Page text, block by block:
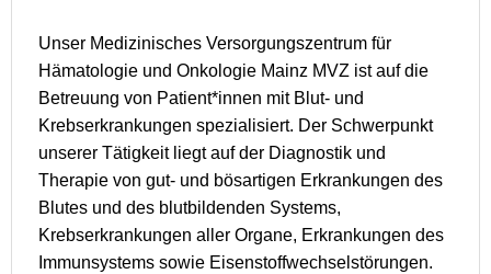
Unser Medizinisches Versorgungszentrum für
Hämatologie und Onkologie Mainz MVZ ist auf die
Betreuung von Patient*innen mit Blut- und
Krebserkrankungen spezialisiert. Der Schwerpunkt
unserer Tätigkeit liegt auf der Diagnostik und
Therapie von gut- und bösartigen Erkrankungen des
Blutes und des blutbildenden Systems,
Krebserkrankungen aller Organe, Erkrankungen des
Immunsystems sowie Eisenstoffwechselstörungen.